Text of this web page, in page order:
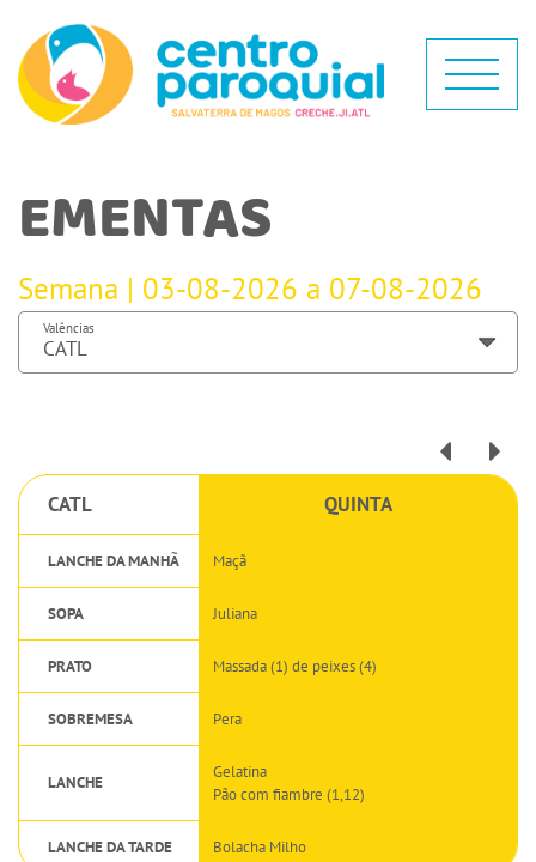
EMENTAS
Semana | 03-08-2026 a 07-08-2026
Valências
CATL QUINTA
LANCHE DA MANHÃ Maçã
SOPA Juliana
PRATO Massada (1) de peixes (4)
SOBREMESA Pera
LANCHE
Gelatina
Pão com fiambre (1,12)
LANCHE DA TARDE Bolacha Milho